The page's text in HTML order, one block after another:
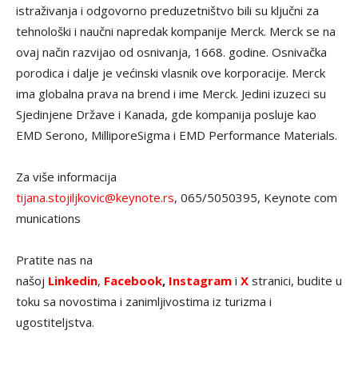
istraživanja i odgovorno preduzetništvo bili su ključni za
tehnološki i naučni napredak kompanije Merck. Merck se na
ovaj način razvijao od osnivanja, 1668. godine. Osnivačka
porodica i dalje je većinski vlasnik ove korporacije. Merck
ima globalna prava na brend i ime Merck. Jedini izuzeci su
Sjedinjene Države i Kanada, gde kompanija posluje kao
EMD Serono, MilliporeSigma i EMD Performance Materials.
Za više informacija
tijana.stojiljkovic@keynote.rs, 065/5050395, Keynote com
munications
Pratite nas na
našoj Linkedin, Facebook, Instagram i X stranici, budite u
toku sa novostima i zanimljivostima iz turizma i
ugostiteljstva.